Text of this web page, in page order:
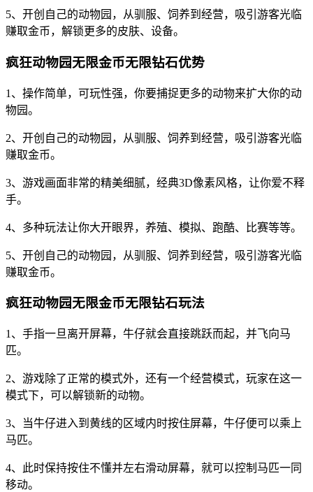
5、开创自己的动物园，从驯服、饲养到经营，吸引游客光临
赚取金币，解锁更多的皮肤、设备。
疯狂动物园无限金币无限钻石优势
1、操作简单，可玩性强，你要捕捉更多的动物来扩大你的动
物园。
2、开创自己的动物园，从驯服、饲养到经营，吸引游客光临
赚取金币。
3、游戏画面非常的精美细腻，经典3D像素风格，让你爱不释
手。
4、多种玩法让你大开眼界，养殖、模拟、跑酷、比赛等等。
5、开创自己的动物园，从驯服、饲养到经营，吸引游客光临
赚取金币。
疯狂动物园无限金币无限钻石玩法
1、手指一旦离开屏幕，牛仔就会直接跳跃而起，并飞向马
匹。
2、游戏除了正常的模式外，还有一个经营模式，玩家在这一
模式下，可以解锁新的动物。
3、当牛仔进入到黄线的区域内时按住屏幕，牛仔便可以乘上
马匹。
4、此时保持按住不懂并左右滑动屏幕，就可以控制马匹一同
移动。